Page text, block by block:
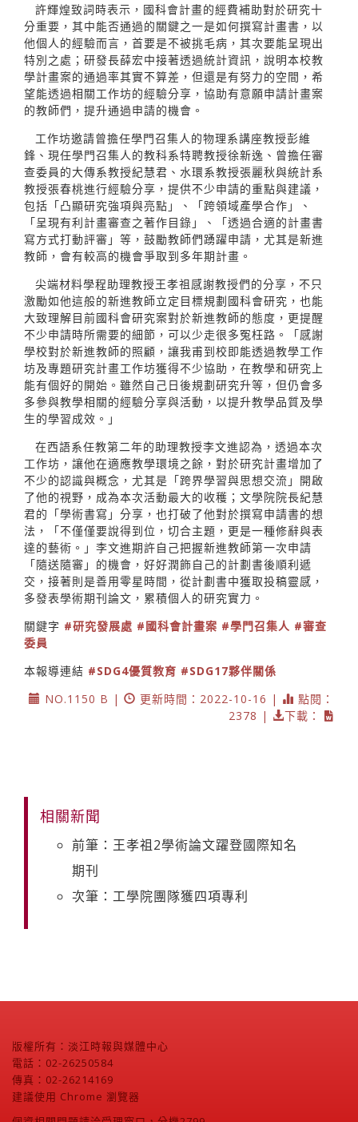
許輝煌致詞時表示，國科會計畫的經費補助對於研究十
分重要，其中能否通過的關鍵之一是如何撰寫計畫書，以
他個人的經驗而言，首要是不被挑毛病，其次要能呈現出
特別之處；研發長薛宏中接著透過統計資訊，說明本校教
學計畫案的通過率其實不算差，但還是有努力的空間，希
望能透過相關工作坊的經驗分享，協助有意願申請計畫案
的教師們，提升通過申請的機會。
工作坊邀請曾擔任學門召集人的物理系講座教授彭維
鋒、現任學門召集人的教科系特聘教授徐新逸、曾擔任審
查委員的大傳系教授紀慧君、水環系教授張麗秋與統計系
教授張春桃進行經驗分享，提供不少申請的重點與建議，
包括「凸顯研究強項與亮點」、「跨領域產學合作」、
「呈現有利計畫審查之著作目錄」、「透過合適的計畫書
寫方式打動評審」等，鼓勵教師們踴躍申請，尤其是新進
教師，會有較高的機會爭取到多年期計畫。
尖端材料學程助理教授王孝祖感謝教授們的分享，不只
激勵如他這般的新進教師立定目標規劃國科會研究，也能
大致理解目前國科會研究案對於新進教師的態度，更提醒
不少申請時所需要的細節，可以少走很多冤枉路。「感謝
學校對於新進教師的照顧，讓我甫到校即能透過教學工作
坊及專題研究計畫工作坊獲得不少協助，在教學和研究上
能有個好的開始。雖然自己日後規劃研究升等，但仍會多
多參與教學相關的經驗分享與活動，以提升教學品質及學
生的學習成效。」
在西語系任教第二年的助理教授李文進認為，透過本次
工作坊，讓他在適應教學環境之餘，對於研究計畫增加了
不少的認識與概念，尤其是「跨界學習與思想交流」開啟
了他的視野，成為本次活動最大的收穫；文學院院長紀慧
君的「學術書寫」分享，也打破了他對於撰寫申請書的想
法，「不僅僅要說得到位，切合主題，更是一種修辭與表
達的藝術。」李文進期許自己把握新進教師第一次申請
「隨送隨審」的機會，好好潤飾自己的計劃書後順利遞
交，接著則是善用零星時間，從計劃書中獲取投稿靈感，
多發表學術期刊論文，累積個人的研究實力。
關鍵字 #研究發展處 #國科會計畫案 #學門召集人 #審查
委員
本報導連結 #SDG4優質教育 #SDG17夥伴關係
NO.1150 B |
更新時間：2022-10-16 |
點閱：
2378 |
下載：
相關新聞
前筆：王孝祖2學術論文躍登國際知名
期刊
次筆：工學院團隊獲四項專利
版權所有：淡江時報與媒體中心
電話：02-26250584
傳真：02-26214169
建議使用 Chrome 瀏覽器